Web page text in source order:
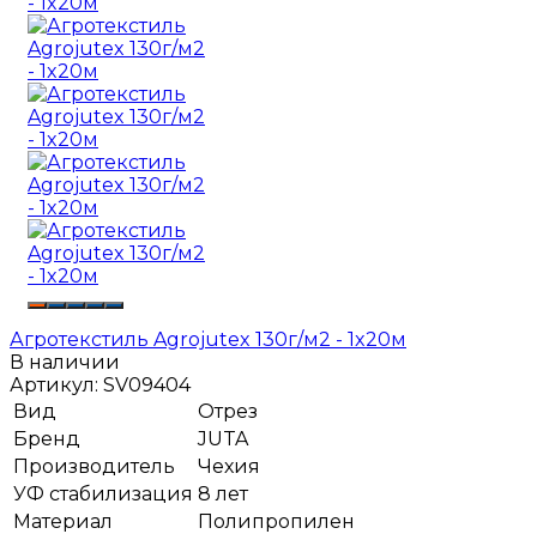
Агротекстиль Agrojutex 130г/м2 - 1x20м
В наличии
Артикул: SV09404
Вид
Отрез
Бренд
JUTA
Производитель
Чехия
УФ стабилизация 8 лет
Материал
Полипропилен